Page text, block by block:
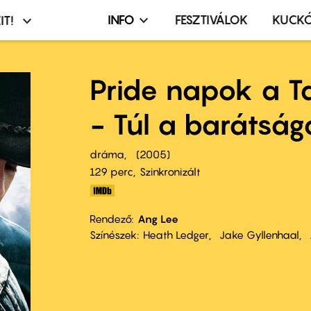
Infó,
terembérlés
menü
INFO FESZTIVÁLOK
Pride napok a
- Túl a
dráma
2005
129 perc,
Szinkronizált
Rendező Ang Lee
Színészek
Heath Ledger Jake Gyllenhaal